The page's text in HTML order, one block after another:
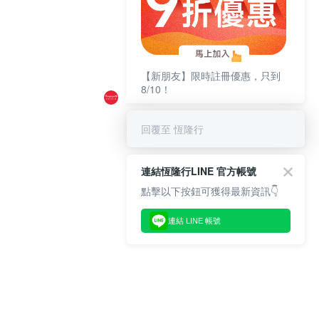
【新朋友】限時註冊優惠，只到
8/10！
回覆至 恆隆行
連結恆隆行LINE 官方帳號
點擊以下按鈕可獲得最新資訊👇
連結 LINE 帳號